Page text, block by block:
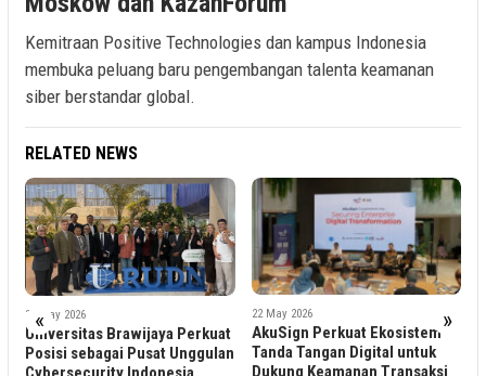
Kemitraan Positive Technologies dan kampus Indonesia
membuka peluang baru pengembangan talenta keamanan
siber berstandar global.
RELATED NEWS
« »
30 May 2026
Universitas Brawijaya Perkuat
Posisi sebagai Pusat Unggulan
22 May 2026
AkuSign Perkuat Ekosistem
Tanda Tangan Digital untuk
Dukung Keamanan Transaksi